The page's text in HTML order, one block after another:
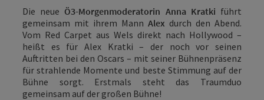
Die neue Ö3-Morgenmoderatorin Anna Kratki führt
gemeinsam mit ihrem Mann Alex durch den Abend.
Vom Red Carpet aus Wels direkt nach Hollywood –
heißt es für Alex Kratki – der noch vor seinen
Auftritten bei den Oscars – mit seiner Bühnenpräsenz
für strahlende Momente und beste Stimmung auf der
Bühne sorgt. Erstmals steht das Traumduo
gemeinsam auf der großen Bühne!